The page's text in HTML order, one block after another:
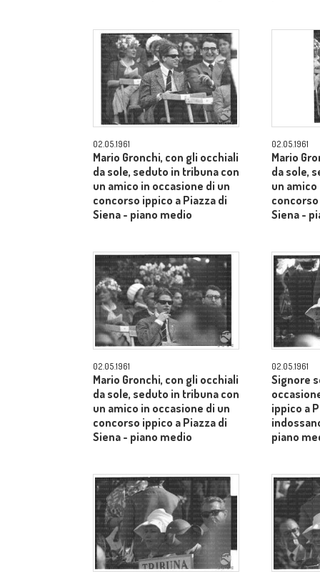
02.05.1961
Mario Gronchi, con gli occhiali
da sole, seduto in tribuna con
un amico in occasione di un
concorso ippico a Piazza di
Siena - piano medio
02.05.1961
Mario
da sole,
un
Siena -
02.05.1961
Mario Gronchi, con gli occhiali
da sole, seduto in tribuna con
un amico in occasione di un
concorso ippico a Piazza di
Siena - piano medio
02.05.1961
Signore
ippico a
piano